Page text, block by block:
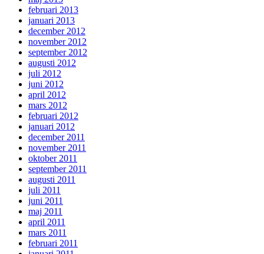
februari 2013
januari 2013
december 2012
november 2012
september 2012
augusti 2012
juli 2012
juni 2012
april 2012
mars 2012
februari 2012
januari 2012
december 2011
november 2011
oktober 2011
september 2011
augusti 2011
juli 2011
juni 2011
maj 2011
april 2011
mars 2011
februari 2011